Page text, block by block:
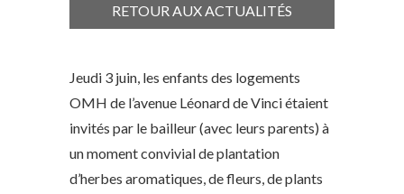
RETOUR AUX ACTUALITÉS
Jeudi 3 juin, les enfants des logements
OMH de l’avenue Léonard de Vinci étaient
invités par le bailleur (avec leurs parents) à
un moment convivial de plantation
d’herbes aromatiques, de fleurs, de plants